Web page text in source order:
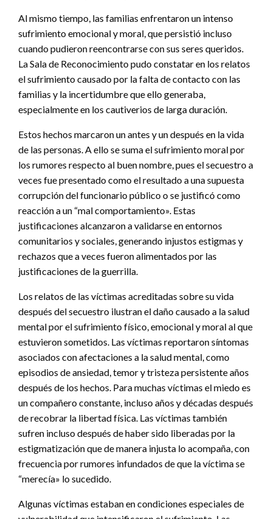
Al mismo tiempo, las familias enfrentaron un intenso
sufrimiento emocional y moral, que persistió incluso
cuando pudieron reencontrarse con sus seres queridos.
La Sala de Reconocimiento pudo constatar en los relatos
el sufrimiento causado por la falta de contacto con las
familias y la incertidumbre que ello generaba,
especialmente en los cautiverios de larga duración.
Estos hechos marcaron un antes y un después en la vida
de las personas. A ello se suma el sufrimiento moral por
los rumores respecto al buen nombre, pues el secuestro a
veces fue presentado como el resultado a una supuesta
corrupción del funcionario público o se justificó como
reacción a un “mal comportamiento». Estas
justificaciones alcanzaron a validarse en entornos
comunitarios y sociales, generando injustos estigmas y
rechazos que a veces fueron alimentados por las
justificaciones de la guerrilla.
Los relatos de las víctimas acreditadas sobre su vida
después del secuestro ilustran el daño causado a la salud
mental por el sufrimiento físico, emocional y moral al que
estuvieron sometidos. Las víctimas reportaron síntomas
asociados con afectaciones a la salud mental, como
episodios de ansiedad, temor y tristeza persistente años
después de los hechos. Para muchas víctimas el miedo es
un compañero constante, incluso años y décadas después
de recobrar la libertad física. Las víctimas también
sufren incluso después de haber sido liberadas por la
estigmatización que de manera injusta lo acompaña, con
frecuencia por rumores infundados de que la víctima se
“merecía» lo sucedido.
Algunas víctimas estaban en condiciones especiales de